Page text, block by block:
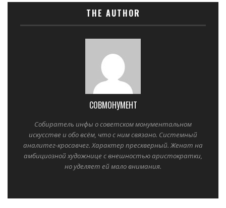
THE AUTHOR
СОВМОНУМЕНТ
Собиратель инфы о советском монументальном
искусстве и обо всём, что с ним связано. Системный
аналитег-кросавчег. Характер прескверный. Женат на
амбициозной художнице с внешностью аристократки,
но уделяет ей мало внимания.